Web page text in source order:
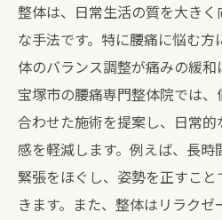
整体は、日常生活の質を大き
な手法です。特に腰痛に悩む方
体のバランス調整が痛みの緩
宝塚市の腰痛専門整体院では
合わせた施術を提案し、日常
感を軽減します。例えば、長
緊張をほぐし、姿勢を正すこ
きます。また、整体はリラク